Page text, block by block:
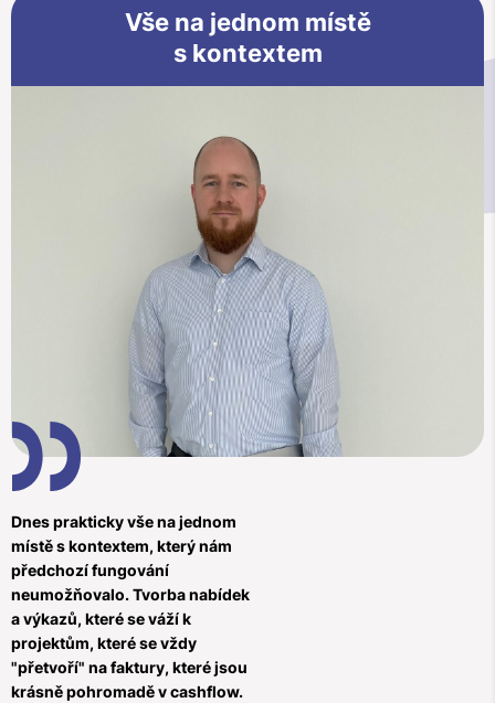
Vše na jednom místě
s kontextem
Dnes prakticky vše na jednom
místě s kontextem, který nám
předchozí fungování
neumožňovalo. Tvorba nabídek
a výkazů, které se váží k
projektům, které se vždy
"přetvoří" na faktury, které jsou
krásně pohromadě v cashflow.